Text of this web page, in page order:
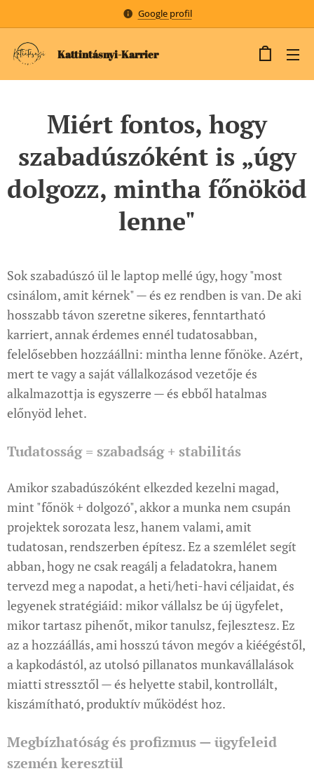
Google profil
Kattintásnyi-Karrier
Miért fontos, hogy
szabadúszóként is „úgy
dolgozz, mintha főnököd
lenne"
Sok szabadúszó ül le laptop mellé úgy, hogy "most
csinálom, amit kérnek" — és ez rendben is van. De aki
hosszabb távon szeretne sikeres, fenntartható
karriert, annak érdemes ennél tudatosabban,
felelősebben hozzáállni: mintha lenne főnöke. Azért,
mert te vagy a saját vállalkozásod vezetője és
alkalmazottja is egyszerre — és ebből hatalmas
előnyöd lehet.
Tudatosság = szabadság + stabilitás
Amikor szabadúszóként elkezded kezelni magad,
mint "főnök + dolgozó", akkor a munka nem csupán
projektek sorozata lesz, hanem valami, amit
tudatosan, rendszerben építesz. Ez a szemlélet segít
abban, hogy ne csak reagálj a feladatokra, hanem
tervezd meg a napodat, a heti/heti-havi céljaidat, és
legyenek stratégiáid: mikor vállalsz be új ügyfelet,
mikor tartasz pihenőt, mikor tanulsz, fejlesztesz. Ez
az a hozzáállás, ami hosszú távon megóv a kiéégéstől,
a kapkodástól, az utolsó pillanatos munkavállalások
miatti stressztől — és helyette stabil, kontrollált,
kiszámítható, produktív működést hoz.
Megbízhatóság és profizmus — ügyfeleid
szemén keresztül